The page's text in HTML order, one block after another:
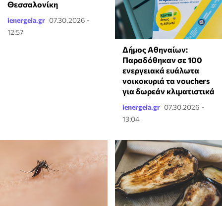
Θεσσαλονίκη
ienergeia.gr 07.30.2026 -
12:57
Δήμος Αθηναίων:
Παραδόθηκαν σε 100
ενεργειακά ευάλωτα
νοικοκυριά τα vouchers
για δωρεάν κλιματιστικά
ienergeia.gr 07.30.2026 -
13:04